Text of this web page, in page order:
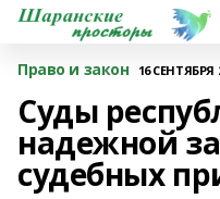
Право и закон 16 СЕНТЯБРЯ
Суды
надежной
судебных